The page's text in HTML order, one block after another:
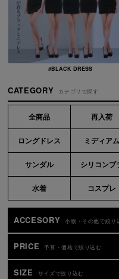
#BLACK DRESS
CATEGORY カテゴリで探す
全商品 再入荷
ロングドレス ミディアム
サンダル シリコンブ
水着 コスプレ
ACCESORY 小物・その他で絞り
PRICE 予算・価格で絞り込む
SIZE サイズで絞り込む